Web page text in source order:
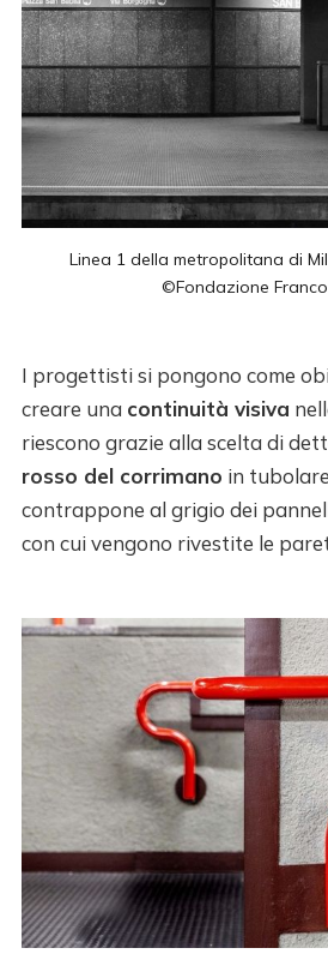
Linea 1 della metropolitana di
©Fondazione
I progettisti si pongono come
creare una continuità visiva
riescono grazie alla scelta di
rosso del corrimano in
contrappone al grigio dei
con cui vengono rivestite le